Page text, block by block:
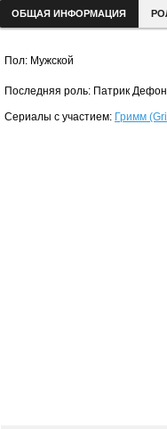
ОБЩАЯ ИНФОРМАЦИЯ
Пол: Мужской
Последняя роль: Патрик
Сериалы с участием: Гримм